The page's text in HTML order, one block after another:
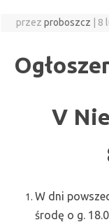
przez proboszcz 8
V
W dni
środę o g.